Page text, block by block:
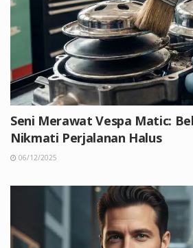
Seni Merawat Vespa Matic:
Nikmati Perjalanan Halus
06/12/2025